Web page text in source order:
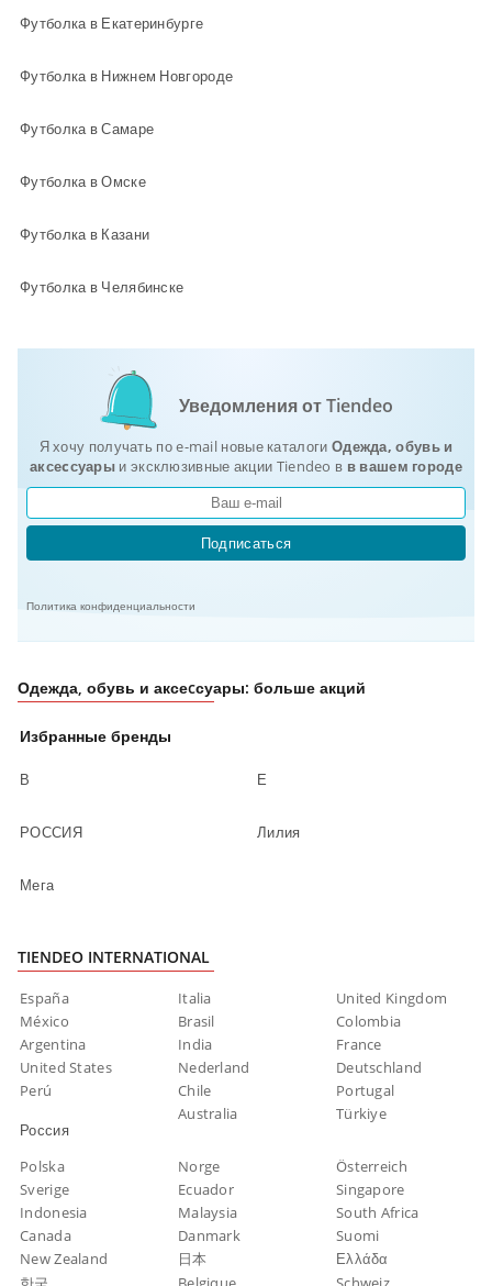
Футболка в Екатеринбурге
Футболка в Нижнем Новгороде
Футболка в Самаре
Футболка в Омске
Футболка в Казани
Футболка в Челябинске
Уведомления от Tiendeo
Я хочу получать по e-mail новые каталоги Одежда, обувь и
аксеcсуары и эксклюзивные акции Tiendeo в в вашем городе
Подписаться
Политика конфиденциальности
Одежда, обувь и аксеcсуары: больше акций
Избранные бренды
В Е
РОССИЯ Лилия
Мега
TIENDEO INTERNATIONAL
España Italia
United Kingdom
México
Brasil
Colombia
Argentina
India
France
United States
Nederland
Deutschland
Perú
Chile
Portugal
Россия
Australia Türkiye
Polska Norge
Österreich
Sverige
Ecuador
Singapore
Indonesia
Malaysia
South Africa
Canada
Danmark
Suomi
New Zealand
日本
Ελλάδα